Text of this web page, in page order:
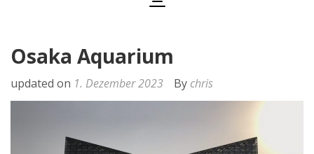
Osaka Aquarium
updated on 1. Dezember 2023 By chris